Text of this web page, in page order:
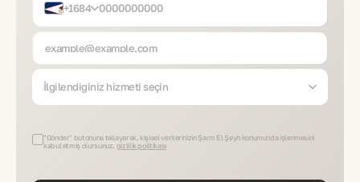
+1684
İlgilendiğiniz hizmeti seçin
"Gönder" butonuna tıklayarak, kişisel verilerinizin Şarm El Şeyh konumunda işlenmesini
kabul etmiş olursunuz. gizlilik politikası